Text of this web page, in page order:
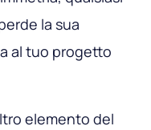
la sua
al tuo progetto
elemento del